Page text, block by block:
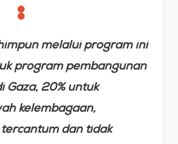
melalui program ini
program pembangunan
Gaza, 20% untuk
kelembagaan,
dan tidak